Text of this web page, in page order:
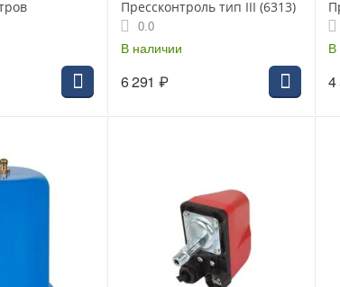
Прессконтроль тип III (6313)
0.0
В наличии
6 291 ₽
В
4